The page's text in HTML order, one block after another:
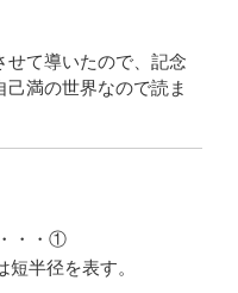
て導いたので、記念
満の世界なので読ま
・・①
半径を表す。